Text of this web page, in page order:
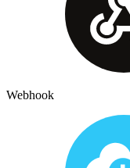
Webhook